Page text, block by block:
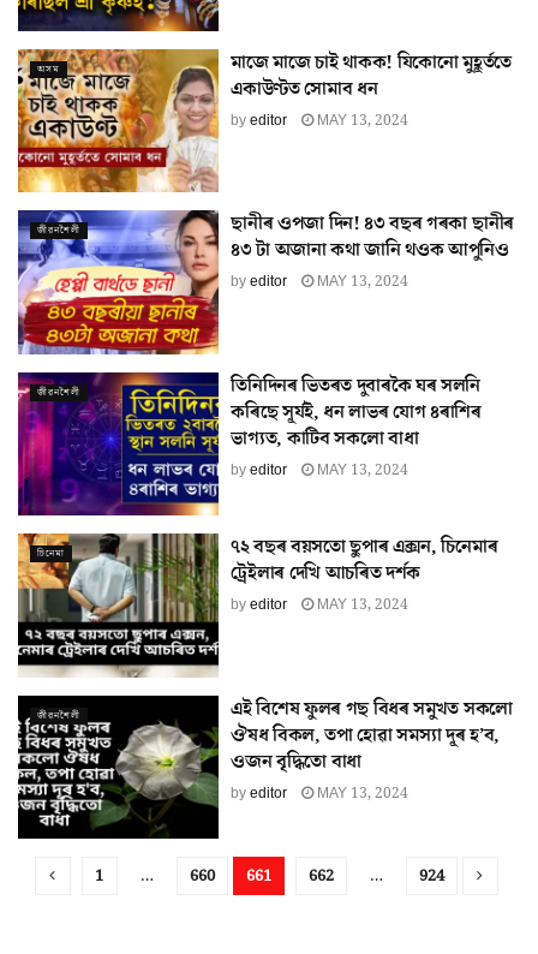
অসম
মাজে মাজে চাই থাকক! যিকোনো মুহূৰ্ততে
একাউণ্টত সোমাব ধন
byeditor MAY 13, 2024
জীৱনশৈলী
ছানীৰ ওপজা দিন! ৪৩ বছৰ গৰকা ছানীৰ
৪৩ টা অজানা কথা জানি থওক আপুনিও
byeditor MAY 13, 2024
জীৱনশৈলী
তিনিদিনৰ ভিতৰত দুবাৰকৈ ঘৰ সলনি
কৰিছে সূৰ্যই, ধন লাভৰ যোগ ৪ৰাশিৰ
ভাগ্যত, কাটিব সকলো বাধা
byeditor MAY 13, 2024
চিনেমা
৭২ বছৰ বয়সতো ছুপাৰ এক্সন, চিনেমাৰ
ট্ৰেইলাৰ দেখি আচৰিত দৰ্শক
byeditor MAY 13, 2024
জীৱনশৈলী
এই বিশেষ ফুলৰ গছ বিধৰ সমুখত সকলো
ঔষধ বিকল, তপা হোৱা সমস্যা দূৰ হ’ব,
ওজন বৃদ্ধিতো বাধা
byeditor MAY 13, 2024
1 … 660 661 662 … 924